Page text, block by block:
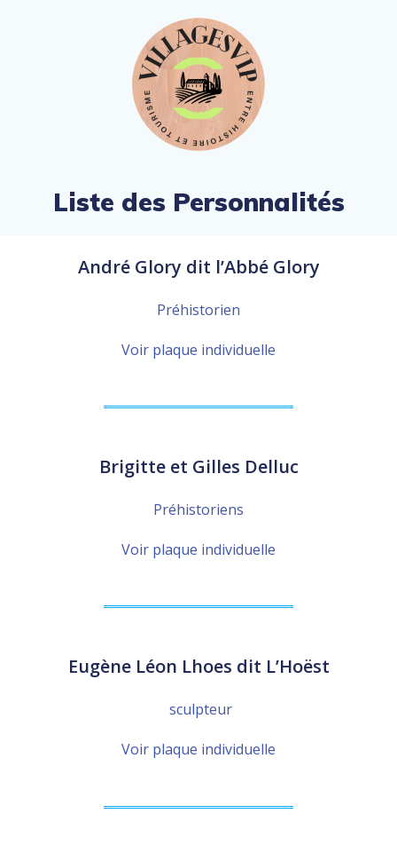
au
contenu
Liste des Personnalités
André Glory dit l’Abbé Glory
Préhistorien
Voir plaque individuelle
Brigitte et Gilles Delluc
Préhistoriens
Voir plaque individuelle
Eugène Léon Lhoes dit L’Hoëst
sculpteur
Voir plaque individuelle